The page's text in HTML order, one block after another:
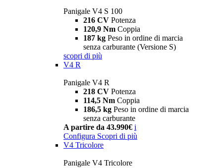
Panigale V4 S 100
216 CV Potenza
120,9 Nm Coppia
187 kg Peso in ordine di marcia
senza carburante (Versione S)
scopri di più
V4 R
Panigale V4 R
218 CV Potenza
114,5 Nm Coppia
186,5 kg Peso in ordine di marcia
senza carburante
A partire da 43.990€ i
Configura Scopri di più
V4 Tricolore
Panigale V4 Tricolore